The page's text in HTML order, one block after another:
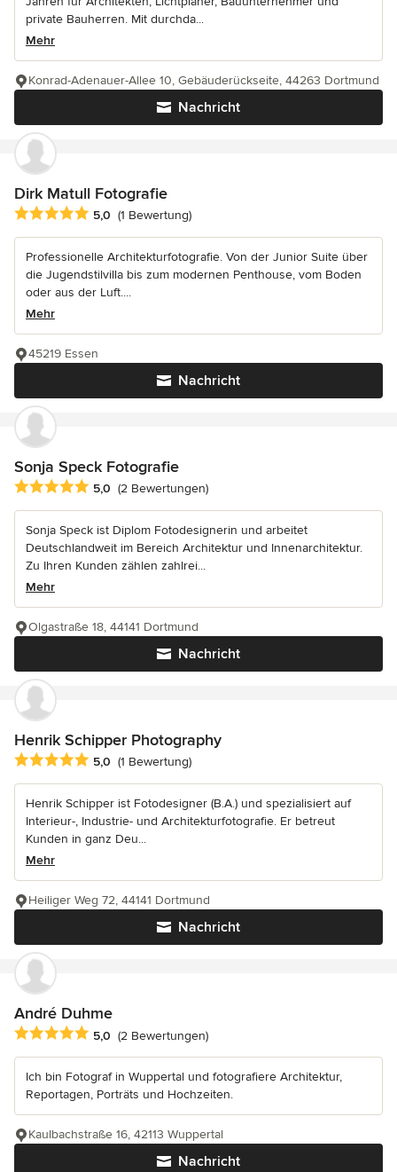
private Bauherren. Mit durchda...
Mehr
Nachricht
Konrad-Adenauer-Allee 10, Gebäuderückseite, 44263 Dortmund
Dirk Matull Fotografie
Durchschnittliche Bewertung: 5 von 5 Sternen
5,0 (1 Bewertung)
Professionelle Architekturfotografie. Von der Junior Suite über
die Jugendstilvilla bis zum modernen Penthouse, vom Boden
oder aus der Luft....
Mehr
Nachricht
45219 Essen
Sonja Speck Fotografie
Durchschnittliche Bewertung: 5 von 5 Sternen
5,0 (2 Bewertungen)
Sonja Speck ist Diplom Fotodesignerin und arbeitet
Deutschlandweit im Bereich Architektur und Innenarchitektur.
Zu Ihren Kunden zählen zahlrei...
Mehr
Nachricht
Olgastraße 18, 44141 Dortmund
Henrik Schipper Photography
Durchschnittliche Bewertung: 5 von 5 Sternen
5,0 (1 Bewertung)
Henrik Schipper ist Fotodesigner (B.A.) und spezialisiert auf
Interieur-, Industrie- und Architekturfotografie. Er betreut
Kunden in ganz Deu...
Mehr
Nachricht
Heiliger Weg 72, 44141 Dortmund
André Duhme
Durchschnittliche Bewertung: 5 von 5 Sternen
5,0 (2 Bewertungen)
Ich bin Fotograf in Wuppertal und fotografiere Architektur,
Reportagen, Porträts und Hochzeiten.
Nachricht
Kaulbachstraße 16, 42113 Wuppertal